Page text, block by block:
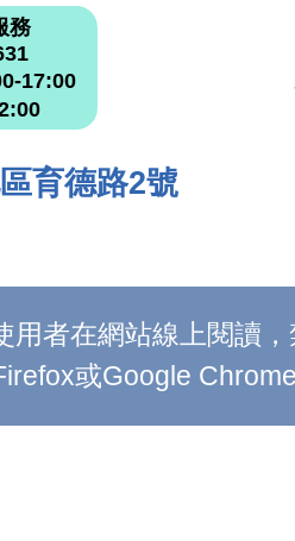
務
17:00
育德路2號
者在網站線上閱讀
或Google Chrome